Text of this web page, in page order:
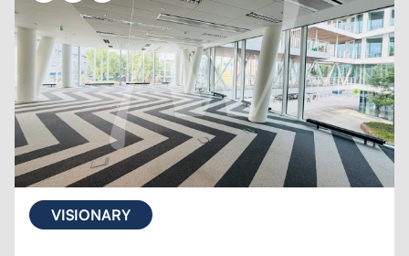
VISIONARY